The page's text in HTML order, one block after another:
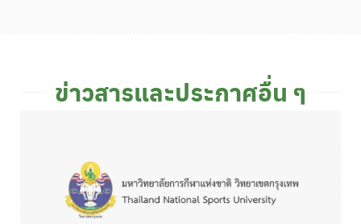
ข่าวสารและประกาศอื่น ๆ